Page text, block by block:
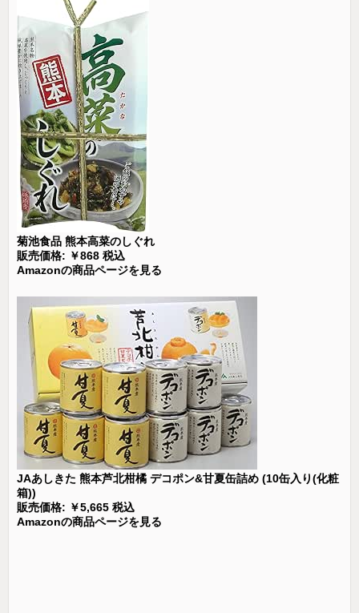
菊池食品 熊本高菜のしぐれ
販売価格: ￥868 税込
Amazonの商品ページを見る
JAあしきた 熊本芦北柑橘 デコポン&甘夏缶詰め (10缶入り(化粧
箱))
販売価格: ￥5,665 税込
Amazonの商品ページを見る